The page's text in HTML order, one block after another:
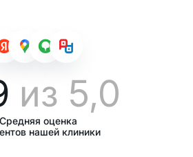
из 5,0
Средняя оценка
нашей клиники